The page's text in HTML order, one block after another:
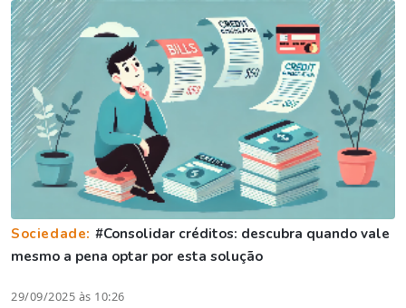
Sociedade: #Consolidar créditos: descubra quando vale
mesmo a pena optar por esta solução
29/09/2025 às 10:26